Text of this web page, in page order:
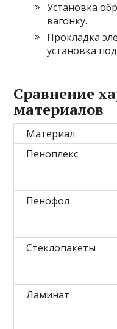
Установка
вагонку.
Прокладка
установка
Сравнение
материалов
Материал
Пеноплекс
Пенофол
Стеклопакеты
Ламинат